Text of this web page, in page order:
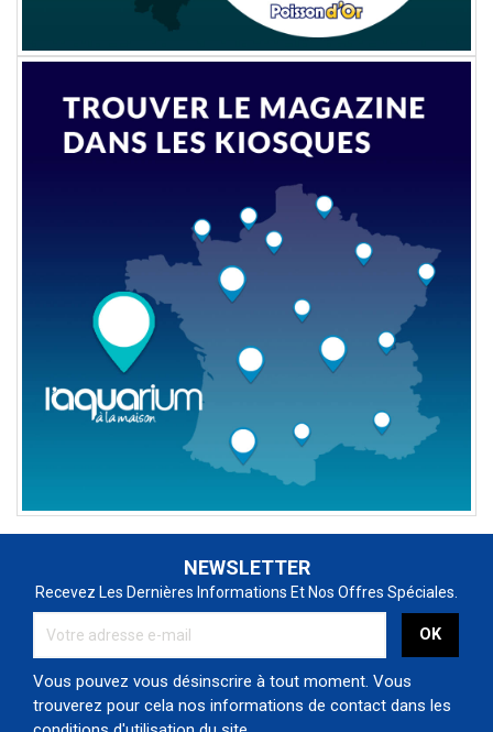
NEWSLETTER
Recevez Les Dernières Informations Et Nos Offres Spéciales.
Vous pouvez vous désinscrire à tout moment. Vous
trouverez pour cela nos informations de contact dans les